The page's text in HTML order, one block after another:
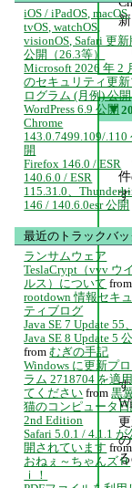
▼
iOS / iPadOS, macOS,
tvOS, watchOS,
visionOS, Safari 更
公開（26.3等）
Microsoft 2026 年 2
のセキュリティ更
ログラム (月例) 公開
WordPress 6.9 公開
Chrome
143.0.7499.109/.110
開
Firefox 146.0 / ESR
140.6.0 / ESR
115.31.0、
146 / 140.6.0esr 公開
最近のトラックバッ
ランサムウェア
TeslaCrypt（vvv ウイ
ルス）について from
rootdown 情報セキ
ティブログ
Java SE 7 Update 55、
Java SE 8 Update 5
from むぎの手記
Windows に更新プ
ラム 2718704 を適
てください from 黒
猫のコンピュータ
2nd Edition
Safari 5.0.1 / 4.1.1 が
開されています from
おねぇ～ちゃんズＨ
ｉ！